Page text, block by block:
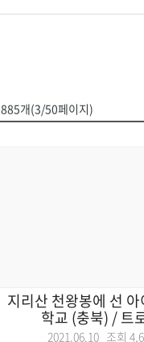
885개(3/50페이지)
지리산 천왕봉에 선
학교 (충북) / 트
2021.06.10 조회